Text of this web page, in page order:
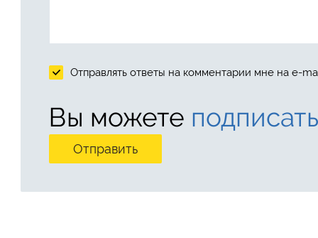
Отправлять ответы на комментарии мне на e-
Вы можете